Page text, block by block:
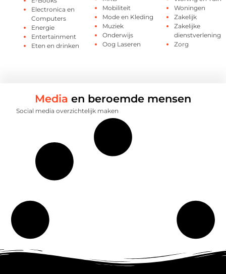
Electronica en
Computers
Energie
Entertainment
Eten en drinken
Mobiliteit
Mode en Kleding
Muziek
Onderwijs
Oog Laseren
Woningen
Zakelijk
Zakelijke
dienstverlening
Zorg
Media en beroemde mensen
Social media overzichtelijk maken